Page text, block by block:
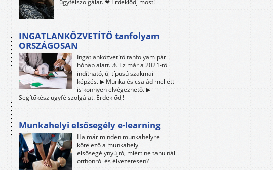
ügyfélszolgálat. ❤ Érdeklődj most!
INGATLANKÖZVETÍTŐ tanfolyam
ORSZÁGOSAN
Ingatlanközvetítő tanfolyam pár
hónap alatt. ⚠ Ez már a 2021-től
indítható, új típusú szakmai
képzés. ▶ Munka és család mellett
is könnyen elvégezhető. ▶
Segítőkész ügyfélszolgálat. Érdeklődj!
Munkahelyi elsősegély e-learning
Ha már minden munkahelyre
kötelező a munkahelyi
elsősegélynyújtó, miért ne tanulnál
otthonról és élvezetesen?